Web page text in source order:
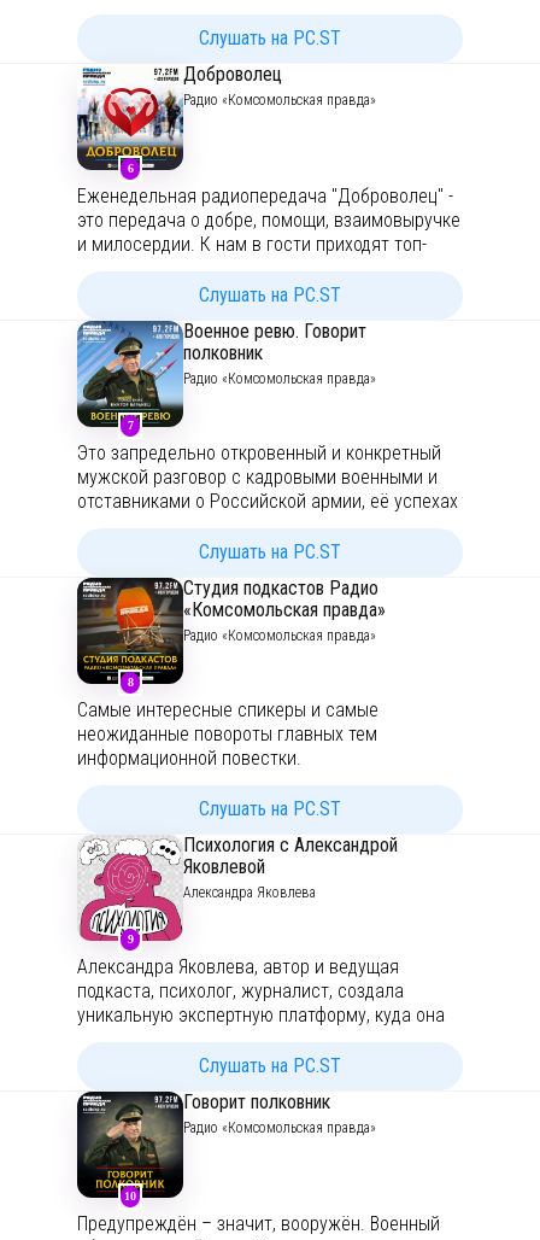
и женщин, и делает ещё много чего
увлекательного!
Слушать на PC.ST
6
Доброволец
Радио «Комсомольская правда»
Еженедельная радиопередача "Доброволец" -
это передача о добре, помощи, взаимовыручке
и милосердии. К нам в гости приходят топ-
корпоративное волонтерство, руководители
крупных благотворительных фондов,
представители власти и многие другие. Гости
делятся своим опытом помощи людям,
расскажут почему благотворительность - это
важно, как будет развиваться это
направление у нас в стране.
Слушать на PC.ST
7
Военное ревю. Говорит
полковник
Радио «Комсомольская правда»
Это запредельно откровенный и конкретный
мужской разговор с кадровыми военными и
отставниками о Российской армии, её успехах
обсуждение наиболее злободневных
международных военно-политических тем:
иностранные армии, вооруженные конфликты,
зарубежная боевая техника, разведоперации.
На ваши вопросы в прямом эфире отвечает
военный обозреватель "КП", полковник Виктор
Баранец.
ставьте оценки и пишите комментарии!
Слушать на PC.ST
8
Студия подкастов Радио
«Комсомольская правда»
Радио «Комсомольская правда»
Самые интересные спикеры и самые
неожиданные повороты главных тем
информационной повестки.
рассказываем о самом интересном за день с
комментариями экспертов.
Слушать на PC.ST
9
Психология с Александрой
Яковлевой
Александра Яковлева
Александра Яковлева, автор и ведущая
подкаста, психолог, журналист, создала
уникальную экспертную платформу, куда она
педагогов, разговаривает с ними на самые
разные и важные темы — от стресса и
зависимостей до поиска пары и причин
семейных конфликтов. «Психология», в первую
очередь, образовательный проект, где гости
выпусков делятся своими знаниями, которые
могут быть полезны каждому. Взгляд
конкретного гостя не является истиной в
Слушать на PC.ST
10
Говорит полковник
Радио «Комсомольская правда»
Предупреждён – значит, вооружён. Военный